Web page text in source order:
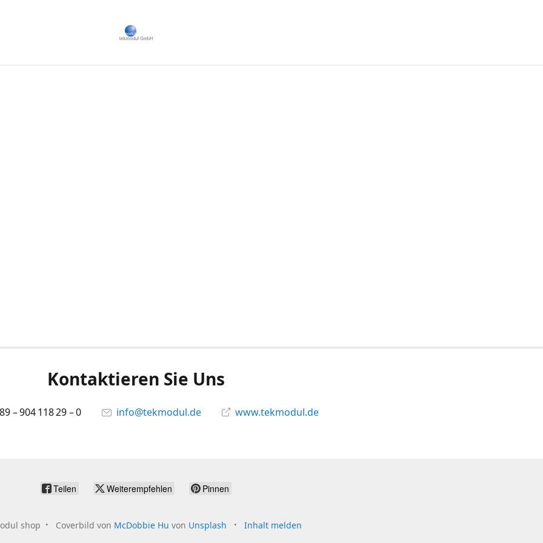
Kontaktieren Sie Uns
– 904 118 29 – 0 info@tekmodul.de www.tekmodul.de
Teilen Weiterempfehlen Pinnen
shop Coverbild von McDobbie Hu von Unsplash Inhalt melden